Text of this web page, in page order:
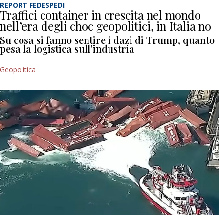
REPORT FEDESPEDI
Traffici container in crescita nel mondo
nell’era degli choc geopolitici, in Italia no
Su cosa si fanno sentire i dazi di Trump, quanto
pesa la logistica sull’industria
Geopolitica